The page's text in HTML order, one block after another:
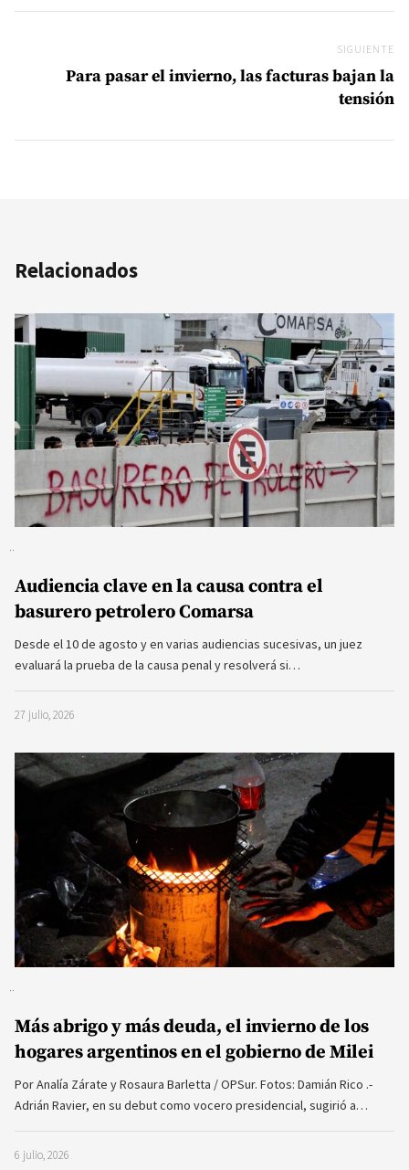
SIGUIENTE
Para pasar el invierno, las facturas bajan la
tensión
Relacionados
Audiencia clave en la causa contra el
basurero petrolero Comarsa
Desde el 10 de agosto y en varias audiencias sucesivas, un juez
evaluará la prueba de la causa penal y resolverá si…
27 julio, 2026
Más abrigo y más deuda, el invierno de los
hogares argentinos en el gobierno de Milei
Por Analía Zárate y Rosaura Barletta / OPSur. Fotos: Damián Rico .-
Adrián Ravier, en su debut como vocero presidencial, sugirió a…
6 julio, 2026